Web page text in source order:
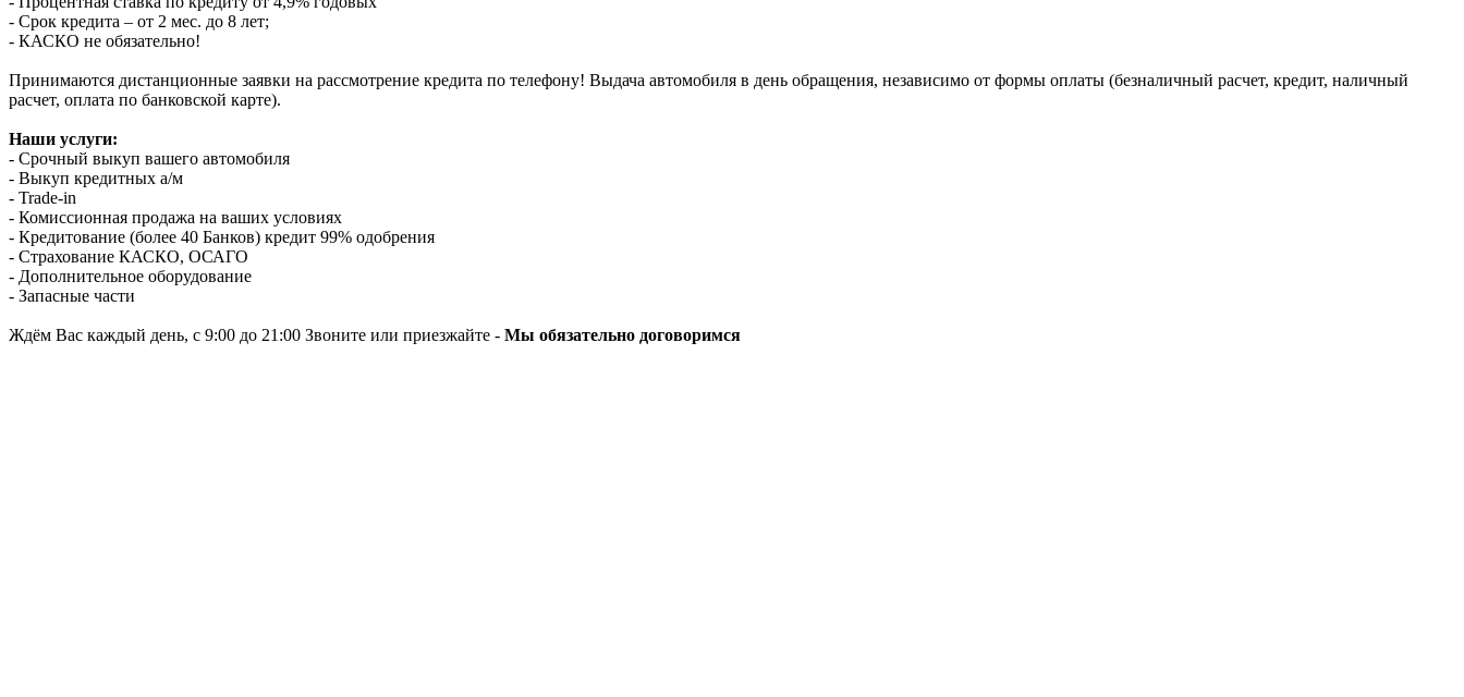
- Срок кредита – от 2 мес. до 8 лет;
- КАСКО не обязательно!
Принимаются дистанционные заявки на рассмотрение кредита по телефону! Выдача автомобиля в день обращения, независимо от формы оплаты (безналичный расчет, кредит, наличный
расчет, оплата по банковской карте).
Наши услуги:
- Срочный выкуп вашего автомобиля
- Выкуп кредитных а/м
- Trade-in
- Комиссионная продажа на ваших условиях
- Кредитование (более 40 Банков) кредит 99% одобрения
- Страхование КАСКО, ОСАГО
- Дополнительное оборудование
- Запасные части
Ждём Вас каждый день, с 9:00 до 21:00 Звоните или приезжайте - Мы обязательно договоримся